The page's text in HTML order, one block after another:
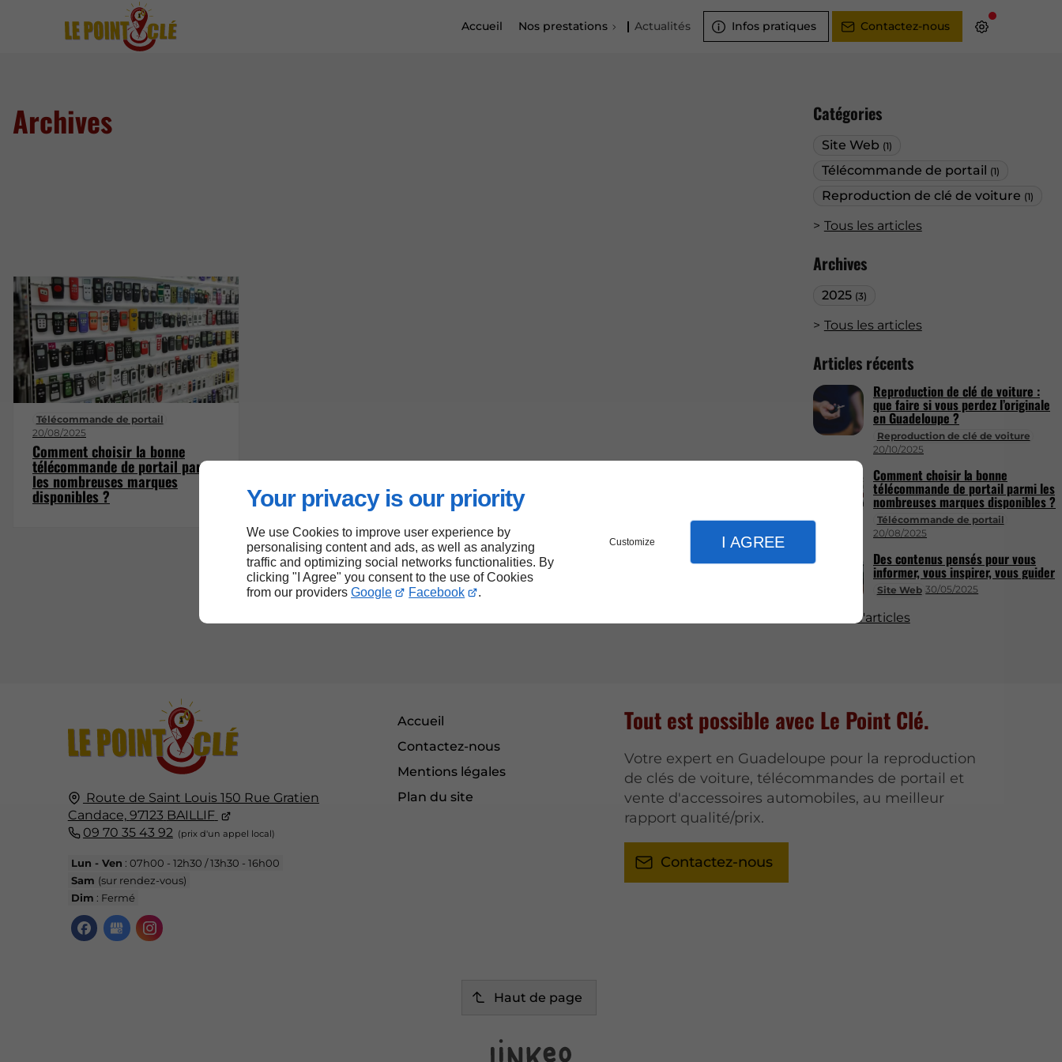
Your privacy is our priority
We use Cookies to improve user experience by
personalising content and ads, as well as analyzing
traffic and optimizing social networks functionalities. By
clicking "I Agree" you consent to the use of Cookies
from our providers Google Facebook .
Customize I AGREE
Accueil Nos prestations Actualités Infos pratiques Contactez-nous
Catégories
Site Web (1)
Télécommande de portail (1)
Reproduction de clé de voiture (1)
Tous les articles
Archives
2025 (3)
Tous les articles
Articles récents
Reproduction de clé de voiture
20/10/2025
Reproduction de clé de voiture :
que faire si vous perdez l’originale
en Guadeloupe ?
Télécommande de portail
20/08/2025
Comment choisir la bonne
télécommande de portail parmi les
nombreuses marques disponibles ?
Site Web 30/05/2025
Des contenus pensés pour vous
informer, vous inspirer, vous guider
Plus d'articles
Archives
Télécommande de portail
20/08/2025
Comment choisir la bonne
télécommande de portail parmi
les nombreuses marques
disponibles ?
Route de Saint Louis 150 Rue Gratien
Candace, 97123 BAILLIF
09 70 35 43 92
Lun - Ven : 07h00 - 12h30 / 13h30 - 16h00
Sam (sur rendez-vous)
Dim : Fermé
Accueil
Contactez-nous
Mentions légales
Plan du site
Tout est possible avec Le Point Clé.
Votre expert en Guadeloupe pour la reproduction
de clés de voiture, télécommandes de portail et
vente d'accessoires automobiles, au meilleur
rapport qualité/prix.
Contactez-nous
Haut de page